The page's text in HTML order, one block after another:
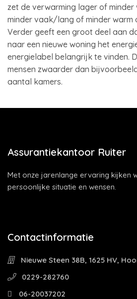
zet de verwarming lager of minder
minder vaak/lang of minder warm
Verder geeft een groot deel aan
naar een nieuwe woning het
energielabel belangrijk te vinden.
mensen zwaarder dan
aantal kamers.
Assurantiekantoor Ruiter
Met onze jarenlange ervaring kijken
persoonlijke situatie en wensen.
Contactinformatie
Nieuwe Steen 38B, 1625 HV,
0229-282760
06-20037202